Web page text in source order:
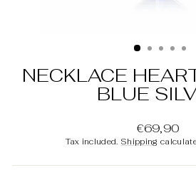
NECKLACE
BLUE
Regular
price
€69,90
Tax included. Shipping